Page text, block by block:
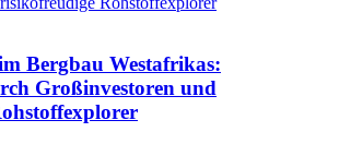
Bergbau Westafrikas:
Großinvestoren und